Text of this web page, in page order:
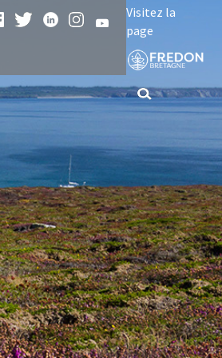
Visitez la
page